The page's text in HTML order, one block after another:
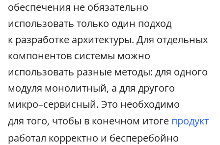
обеспечения не обязательно
использовать только один подход
к разработке архитектуры. Для отдельных
компонентов системы можно
использовать разные методы: для одного
модуля монолитный, а для другого
микро–сервисный. Это необходимо
для того, чтобы в конечном итоге продукт
работал корректно и бесперебойно